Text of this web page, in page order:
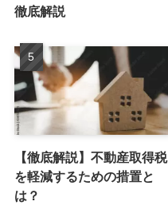
徹底解説
【徹底解説】不動産取得税
を軽減するための措置と
は？